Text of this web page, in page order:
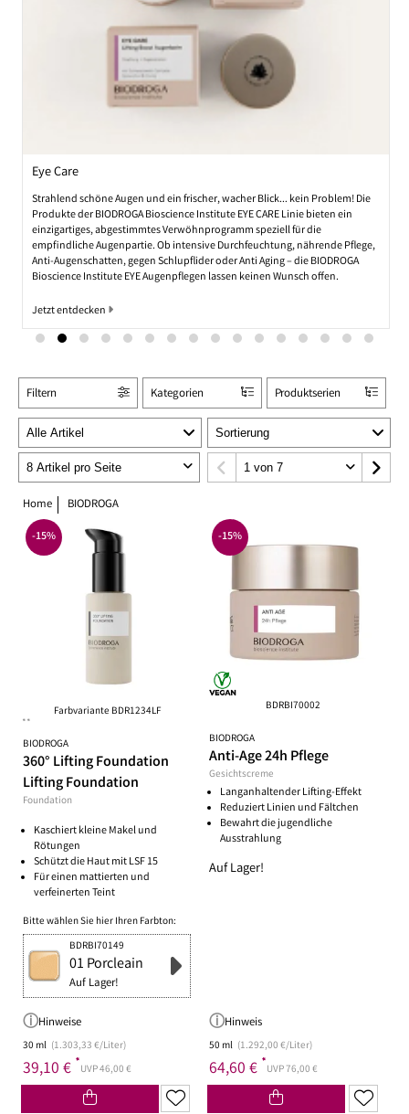
Organic Institute
Entdecken Sie die Kraft der Natur mit der zertifizierten Naturkosmetik von
BIODROGA, inspiriert von der unberührten Schönheit des Schwarzwaldes.
Diese Produktpalette verbindet jahrhundertealtes Kräuterwissen mit
modernster Hautpflegetechnologie, um Ihrer Haut nicht nur Schönheit,
sondern eine tiefe Verbindung mit der Natur zu schenken.
Jetzt entdecken
Kategorien Produktserien
Filtern
Home BIODROGA
Farbvariante BDR1234LF
**
BIODROGA
360° Lifting Foundation
Lifting Foundation
Foundation
Kaschiert kleine Makel und
Rötungen
Schützt die Haut mit LSF 15
Für einen mattierten und
verfeinerten Teint
Bitte wählen Sie hier Ihren Farbton:
BDRBI70149
01 Porcleain
Auf Lager!
Hinweise
30 ml (1.303,33 €/Liter)
39,10 € *UVP 46,00 €
-15%
BDRBI70002
BIODROGA
Anti-Age 24h Pflege
Gesichtscreme
Langanhaltender Lifting-Effekt
Reduziert Linien und Fältchen
Bewahrt die jugendliche
Ausstrahlung
Auf Lager!
Hinweis
50 ml (1.292,00 €/Liter)
64,60 € *UVP 76,00 €
-15%